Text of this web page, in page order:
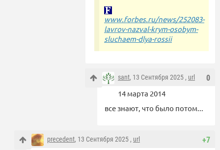
www.forbes.ru/news/252083-
lavrov-nazval-krym-osobym-
sluchaem-dlya-rossii
0
sant, 13 Сентября 2025 , url
14 марта 2014
все знают, что было потом...
+7
precedent, 13 Сентября 2025 , url